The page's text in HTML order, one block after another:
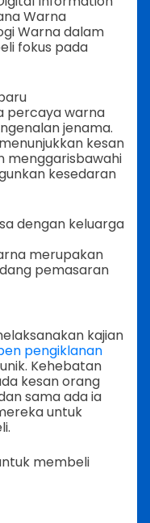
Warna
Warna dalam
fokus pada
percaya warna
jenama.
kesan
menggarisbawahi
kesedaran
dengan keluarga
merupakan
pemasaran
kajian
pengiklanan
Kehebatan
kesan orang
sama ada ia
untuk
membeli